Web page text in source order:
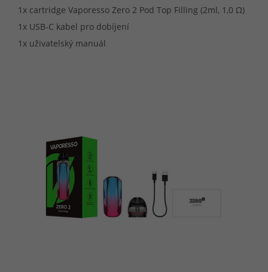
1x cartridge Vaporesso Zero 2 Pod Top Filling (2ml, 1,0 Ω)
1x USB-C kabel pro dobíjení
1x uživatelský manuál